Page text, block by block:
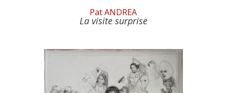
Pat ANDREA
La visite surprise